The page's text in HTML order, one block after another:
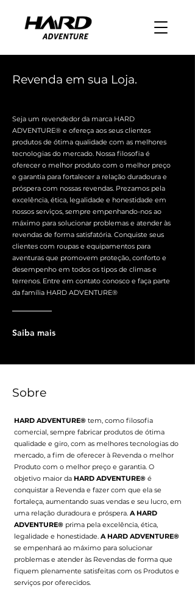
Revenda em sua Loja.
Seja um revendedor da marca HARD
ADVENTURE® e ofereça aos seus clientes
produtos de ótima qualidade com as melhores
tecnologias do mercado. Nossa filosofia é
oferecer o melhor produto com o melhor preço
e garantia para fortalecer a relação duradoura e
próspera com nossas revendas. Prezamos pela
excelência, ética, legalidade e honestidade em
nossos serviços, sempre empenhando-nos ao
máximo para solucionar problemas e atender às
revendas de forma satisfatória. Conquiste seus
clientes com roupas e equipamentos para
aventuras que promovem proteção, conforto e
desempenho em todos os tipos de climas e
terrenos. Entre em contato conosco e faça parte
da família HARD ADVENTURE®
Saiba mais
Sobre
HARD ADVENTURE® tem, como filosofia
comercial, sempre fabricar produtos de ótima
qualidade e giro, com as melhores tecnologias do
mercado, a fim de oferecer à Revenda o melhor
Produto com o melhor preço e garantia. O
objetivo maior da HARD ADVENTURE® é
conquistar a Revenda e fazer com que ela se
fortaleça, aumentando suas vendas e seu lucro, em
uma relação duradoura e próspera. A HARD
ADVENTURE® prima pela excelência, ética,
legalidade e honestidade. A HARD ADVENTURE®
se empenhará ao máximo para solucionar
problemas e atender às Revendas de forma que
fiquem plenamente satisfeitas com os Produtos e
serviços por oferecidos.